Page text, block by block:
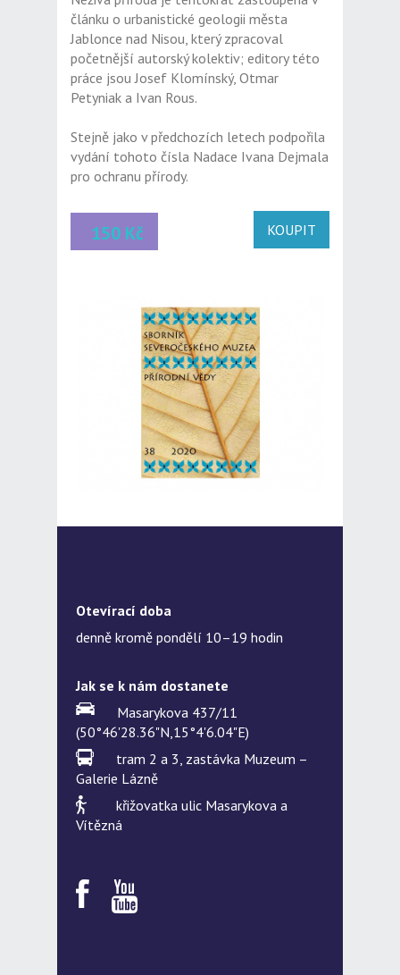
článku o urbanistické geologii města
Jablonce nad Nisou, který zpracoval
početnější autorský kolektiv; editory této
práce jsou Josef Klomínský, Otmar
Petyniak a Ivan Rous.
Stejně jako v předchozích letech podpořila
vydání tohoto čísla Nadace Ivana Dejmala
pro ochranu přírody.
150 Kč KOUPIT
Otevírací doba
denně kromě pondělí 10–19 hodin
Jak se k nám dostanete
Masarykova 437/11
(50°46'28.36"N,15°4'6.04"E)
tram 2 a 3, zastávka Muzeum –
Galerie Lázně
křižovatka ulic Masarykova a
Vítězná